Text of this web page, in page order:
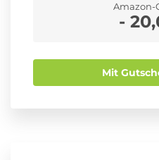
Amazon-
-
Mit